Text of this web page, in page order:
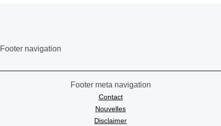
Footer navigation
Footer meta navigation
Contact
Nouvelles
Disclaimer